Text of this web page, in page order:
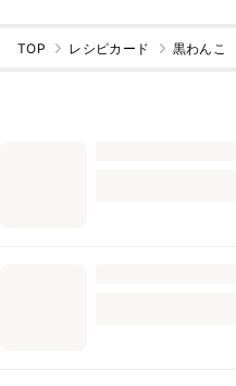
TOP レシピカード 黒わんこ